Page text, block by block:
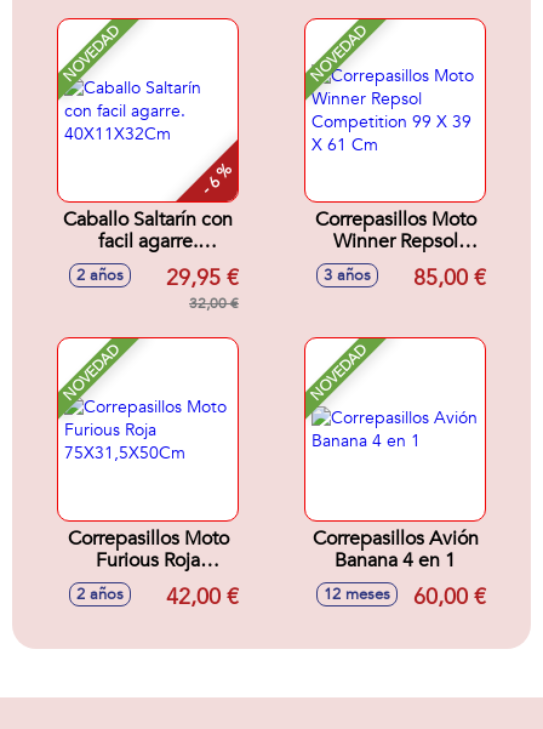
33x56x32cm
NOVEDAD
- 6 %
Caballo Saltarín con
facil agarre.
40X11X32Cm
2 años 29,95 €
32,00 €
NOVEDAD
Correpasillos Moto
Winner Repsol
Competition 99 X
39 X 61 Cm
3 años 85,00 €
NOVEDAD
Correpasillos Moto
Furious Roja
75X31,5X50Cm
2 años 42,00 €
NOVEDAD
Correpasillos Avión
Banana 4 en 1
12 meses 60,00 €